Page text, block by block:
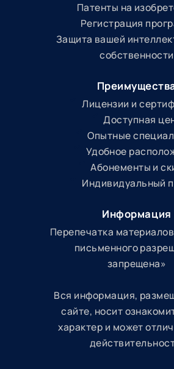
Патенты на
Регистрация
Защита вашей
собственности
Лицензии и
Доступная
Опытные
Удобное
Абонементы и
Индивидуальный
Информация
Перепечатка
письменного
запрещена»
Вся информация,
сайте, носит
характер и может